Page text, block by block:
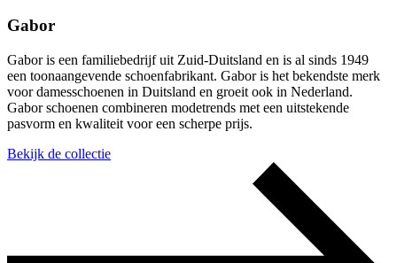
Gabor
Gabor is een familiebedrijf uit Zuid-Duitsland en is al sinds 1949
een toonaangevende schoenfabrikant. Gabor is het bekendste merk
voor damesschoenen in Duitsland en groeit ook in Nederland.
Gabor schoenen combineren modetrends met een uitstekende
pasvorm en kwaliteit voor een scherpe prijs.
Bekijk de collectie